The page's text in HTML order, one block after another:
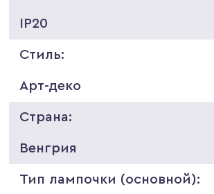
IP20
Стиль:
Арт-деко
Страна:
Венгрия
Тип лампочки (основной):